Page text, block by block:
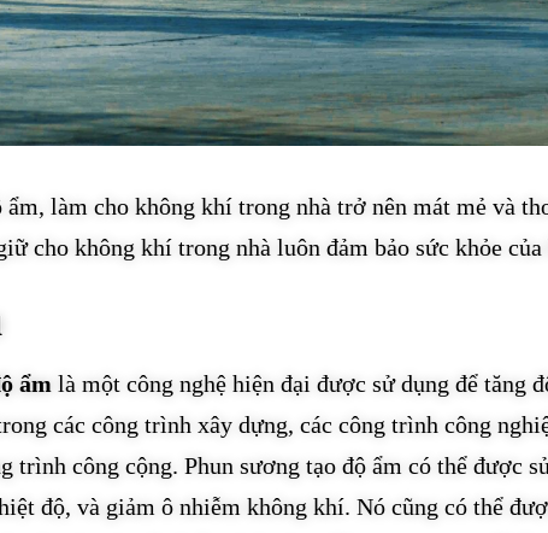
ẩm, làm cho không khí trong nhà trở nên mát mẻ và
cho không khí trong nhà luôn đảm bảo sức khỏe của
ẩm là một công nghệ hiện đại được sử dụng để tăng
các công trình xây dựng, các công trình công
trình công cộng. Phun sương tạo độ ẩm có thể được
độ, và giảm ô nhiễm không khí. Nó cũng có thể